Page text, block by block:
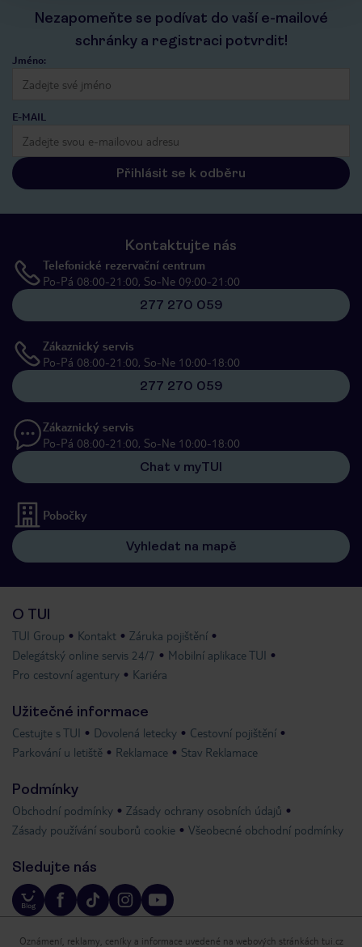
Nezapomeňte se podívat do vaší e-mailové
schránky a registraci potvrdit!
Jméno:
E-MAIL
Přihlásit se k odběru
Kontaktujte nás
Telefonické rezervační centrum
Po-Pá 08:00-21:00, So-Ne 09:00-21:00
277 270 059
Zákaznický servis
Po-Pá 08:00-21:00, So-Ne 10:00-18:00
277 270 059
Zákaznický servis
Po-Pá 08:00-21:00, So-Ne 10:00-18:00
Chat v myTUI
Pobočky
Vyhledat na mapě
O TUI
TUI Group Kontakt
Záruka pojištění
Delegátský online servis 24/7
Mobilní aplikace TUI
Pro cestovní agentury
Kariéra
Užitečné informace
Cestujte s TUI Dovolená letecky
Cestovní pojištění
Parkování u letiště
Reklamace Stav Reklamace
Podmínky
Obchodní podmínky
Zásady ochrany osobních údajů
Zásady používání souborů cookie
Všeobecné obchodní podmínky
Sledujte nás
Oznámení, reklamy, ceníky a informace uvedené na webových stránkách tui.cz